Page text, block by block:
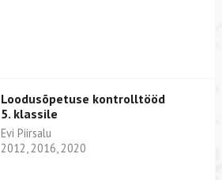
Loodusõpetuse kontrolltööd
5. klassile
Evi Piirsalu
2012, 2016, 2020